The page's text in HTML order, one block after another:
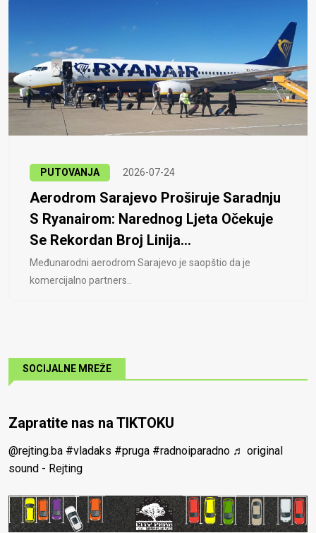
PUTOVANJA 2026-07-24
Aerodrom Sarajevo Proširuje Saradnju
S Ryanairom: Narednog Ljeta Očekuje
Se Rekordan Broj Linija...
Međunarodni aerodrom Sarajevo je saopštio da je
komercijalno partners..
SOCIJALNE MREŽE
Zapratite nas na TIKTOKU
@rejting.ba #vladaks #pruga #radnoiparadno ♬ original
sound - Rejting